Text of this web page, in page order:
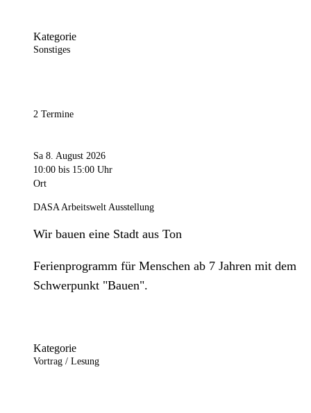
Kategorie
Sonstiges
2 Termine
Sa 8. August 2026
10:00 bis 15:00 Uhr
Ort
DASA Arbeitswelt Ausstellung
Wir bauen eine Stadt aus Ton
Ferienprogramm für Menschen ab 7 Jahren mit dem
Schwerpunkt "Bauen".
Kategorie
Vortrag / Lesung